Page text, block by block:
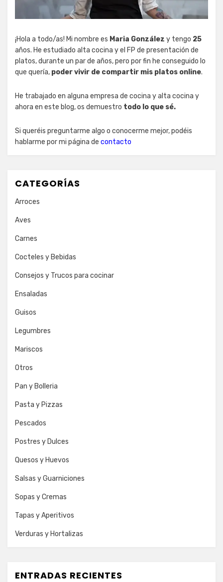
¡Hola a todo/as! Mi nombre es Maria González y tengo 25
años. He estudiado alta cocina y el FP de presentación de
platos, durante un par de años, pero por fin he conseguido lo
que quería, poder vivir de compartir mis platos online.
He trabajado en alguna empresa de cocina y alta cocina y
ahora en este blog, os demuestro todo lo que sé.
Si queréis preguntarme algo o conocerme mejor, podéis
hablarme por mi página de contacto
CATEGORÍAS
Arroces
Aves
Carnes
Cocteles y Bebidas
Consejos y Trucos para cocinar
Ensaladas
Guisos
Legumbres
Mariscos
Otros
Pan y Bolleria
Pasta y Pizzas
Pescados
Postres y Dulces
Quesos y Huevos
Salsas y Guarniciones
Sopas y Cremas
Tapas y Aperitivos
Verduras y Hortalizas
ENTRADAS RECIENTES